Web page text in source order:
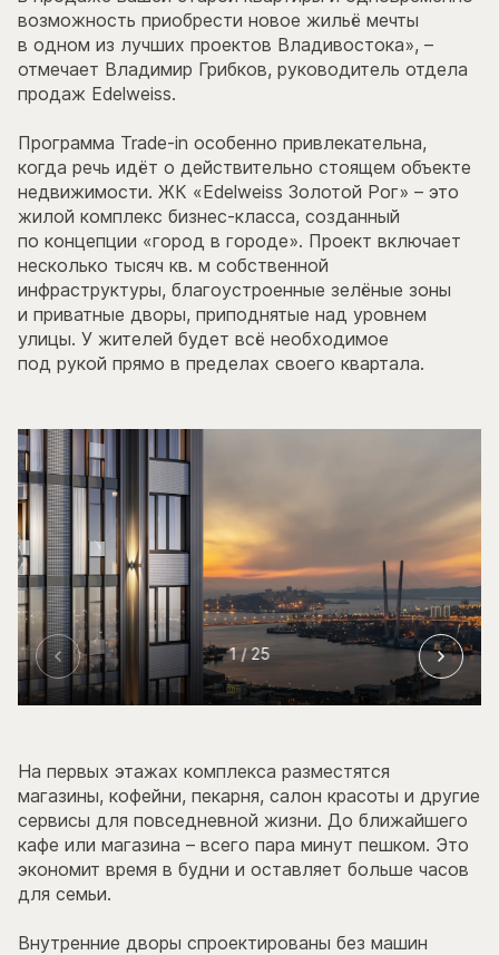
возможность приобрести новое жильё мечты
в одном из лучших проектов Владивостока», –
отмечает Владимир Грибков, руководитель отдела
продаж Edelweiss.
Программа Trade-in особенно привлекательна,
когда речь идёт о действительно стоящем объекте
недвижимости. ЖК «Edelweiss Золотой Рог» – это
жилой комплекс бизнес-класса, созданный
по концепции «город в городе». Проект включает
несколько тысяч кв. м собственной
инфраструктуры, благоустроенные зелёные зоны
и приватные дворы, приподнятые над уровнем
улицы. У жителей будет всё необходимое
под рукой прямо в пределах своего квартала.
1 / 25
На первых этажах комплекса разместятся
магазины, кофейни, пекарня, салон красоты и другие
сервисы для повседневной жизни. До ближайшего
кафе или магазина – всего пара минут пешком. Это
экономит время в будни и оставляет больше часов
для семьи.
Внутренние дворы спроектированы без машин